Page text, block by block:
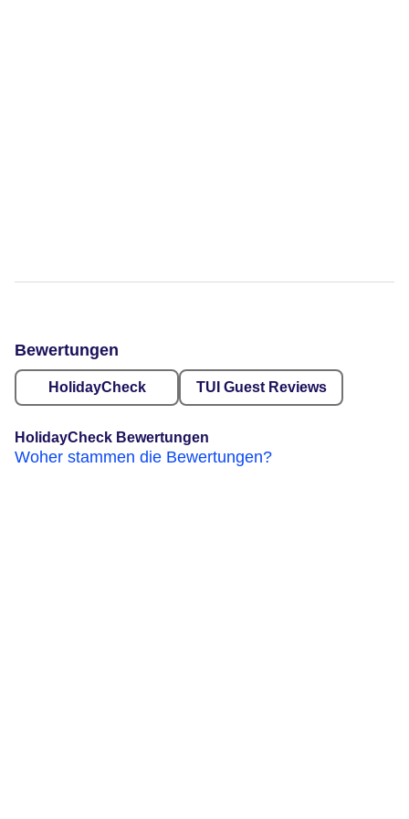
Bewertungen
HolidayCheck TUI Guest Reviews
HolidayCheck Bewertungen
Woher stammen die Bewertungen?